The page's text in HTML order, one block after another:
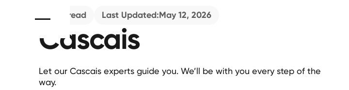
min read Last Updated:May 12, 2026
Cascais
Let our Cascais experts guide you. We’ll be with you every step of the
way.